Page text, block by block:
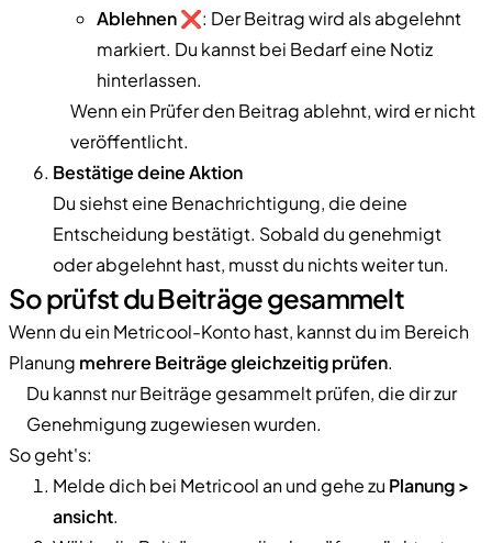
Ablehnen❌: Der Beitrag wird als abgelehnt
markiert. Du kannst bei Bedarf eine Notiz
hinterlassen.
Wenn ein Prüfer den Beitrag ablehnt, wird er nicht
veröffentlicht.
Bestätige deine Aktion
Du siehst eine Benachrichtigung, die deine
Entscheidung bestätigt. Sobald du genehmigt
oder abgelehnt hast, musst du nichts weiter tun.
So prüfst du Beiträge gesammelt
Wenn du ein Metricool-Konto hast, kannst du im Bereich
Planung mehrere Beiträge gleichzeitig prüfen.
Du kannst nur Beiträge gesammelt prüfen, die dir zur
Genehmigung zugewiesen wurden.
So geht's:
Melde dich bei Metricool an und gehe zu Planung >
ansicht.